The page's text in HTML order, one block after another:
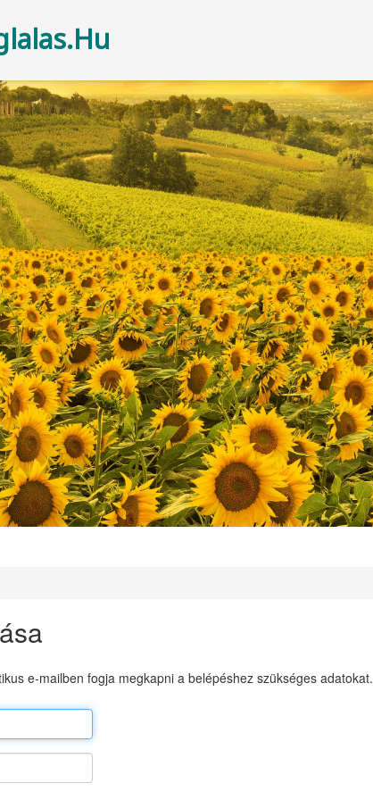
e-mailben fogja megkapni a belépéshez szükséges adatokat.